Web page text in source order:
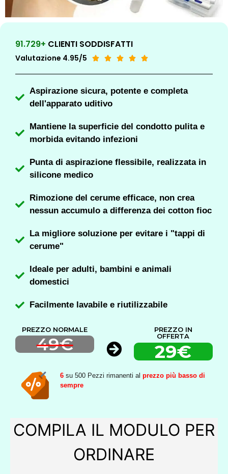
91.729+ CLIENTI SODDISFATTI
Valutazione 4.95/5     
Aspirazione sicura, potente e completa
dell'apparato uditivo
Mantiene la superficie del condotto pulita e
morbida evitando infezioni
Punta di aspirazione flessibile, realizzata in
silicone medico
Rimozione del cerume efficace, non crea
nessun accumulo a differenza dei cotton fioc
La migliore soluzione per evitare i "tappi di
cerume"
Ideale per adulti, bambini e animali
domestici
Facilmente lavabile e riutilizzabile
PREZZO NORMALE
49€
PREZZO IN
OFFERTA
29€
6 su 500 Pezzi rimanenti al prezzo più basso di
sempre
COMPILA IL MODULO PER
ORDINARE